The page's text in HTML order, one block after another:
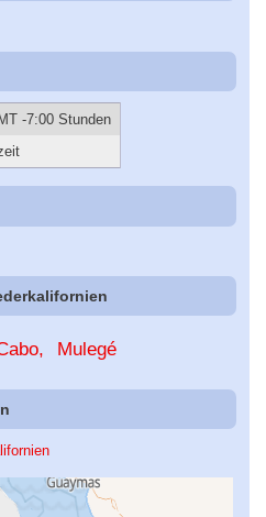
-7:00 Stunden
Mulegé